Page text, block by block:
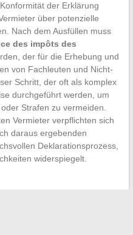
der Erklärung
über potenzielle
Nach dem Ausfüllen muss
des impôts des
der für die Erhebung und
von Fachleuten und Nicht-
Schritt, der oft als komplex
durchgeführt werden, um
Strafen zu vermeiden.
Vermieter verpflichten sich
daraus ergebenden
Deklarationsprozess,
widerspiegelt.